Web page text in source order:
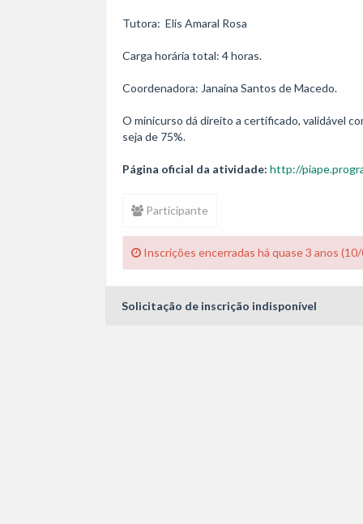
Tutora:  Elis Amaral Rosa
Carga horária total: 4 horas.
Coordenadora: Janaína Santos de Macedo.
O minicurso dá direito a certificado, validável
Página oficial da atividade: http://
Participante
Inscrições encerradas há quase 3 anos
Solicitação de inscrição indisponível